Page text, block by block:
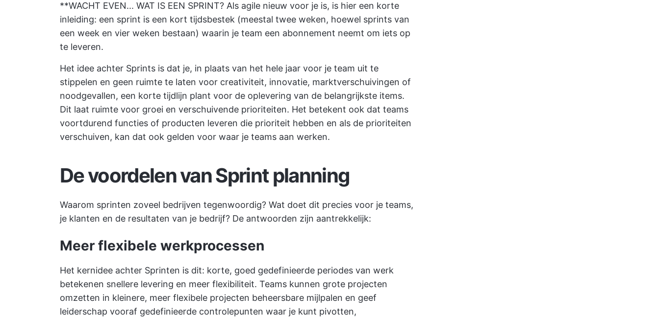
**WACHT EVEN... WAT IS EEN SPRINT? Als agile nieuw voor je is, is hier een korte
inleiding: een sprint is een kort tijdsbestek (meestal twee weken, hoewel sprints van
een week en vier weken bestaan) waarin je team een abonnement neemt om iets op
te leveren.
Het idee achter Sprints is dat je, in plaats van het hele jaar voor je team uit te
stippelen en geen ruimte te laten voor creativiteit, innovatie, marktverschuivingen of
noodgevallen, een korte tijdlijn plant voor de oplevering van de belangrijkste items.
Dit laat ruimte voor groei en verschuivende prioriteiten. Het betekent ook dat teams
voortdurend functies of producten leveren die prioriteit hebben en als de prioriteiten
verschuiven, kan dat ook gelden voor waar je teams aan werken.
De voordelen van Sprint planning
Waarom sprinten zoveel bedrijven tegenwoordig? Wat doet dit precies voor je teams,
je klanten en de resultaten van je bedrijf? De antwoorden zijn aantrekkelijk:
Meer flexibele werkprocessen
Het kernidee achter Sprinten is dit: korte, goed gedefinieerde periodes van werk
betekenen snellere levering en meer flexibiliteit. Teams kunnen grote projecten
omzetten in kleinere, meer flexibele projecten beheersbare mijlpalen en geef
leiderschap vooraf gedefinieerde controlepunten waar je kunt pivotten,